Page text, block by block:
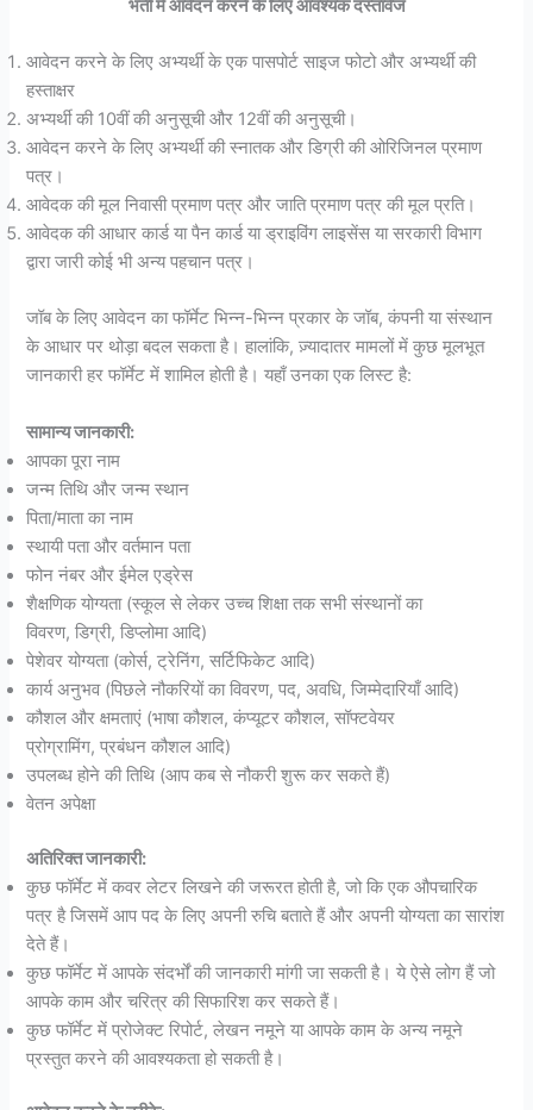
भर्ती में आवेदन करने के लिए आवश्यक दस्तावेज
आवेदन करने के लिए अभ्यर्थी के एक पासपोर्ट साइज फोटो और अभ्यर्थी की
हस्ताक्षर
अभ्यर्थी की 10वीं की अनुसूची और 12वीं की अनुसूची।
आवेदन करने के लिए अभ्यर्थी की स्नातक और डिग्री की ओरिजिनल प्रमाण
पत्र।
आवेदक की मूल निवासी प्रमाण पत्र और जाति प्रमाण पत्र की मूल प्रति।
आवेदक की आधार कार्ड या पैन कार्ड या ड्राइविंग लाइसेंस या सरकारी विभाग
द्वारा जारी कोई भी अन्य पहचान पत्र।
जॉब के लिए आवेदन का फॉर्मेट भिन्न-भिन्न प्रकार के जॉब, कंपनी या संस्थान
के आधार पर थोड़ा बदल सकता है। हालांकि, ज़्यादातर मामलों में कुछ मूलभूत
जानकारी हर फॉर्मेट में शामिल होती है। यहाँ उनका एक लिस्ट है:
सामान्य जानकारी:
आपका पूरा नाम
जन्म तिथि और जन्म स्थान
पिता/माता का नाम
स्थायी पता और वर्तमान पता
फोन नंबर और ईमेल एड्रेस
शैक्षणिक योग्यता (स्कूल से लेकर उच्च शिक्षा तक सभी संस्थानों का
विवरण, डिग्री, डिप्लोमा आदि)
पेशेवर योग्यता (कोर्स, ट्रेनिंग, सर्टिफिकेट आदि)
कार्य अनुभव (पिछले नौकरियों का विवरण, पद, अवधि, जिम्मेदारियाँ आदि)
कौशल और क्षमताएं (भाषा कौशल, कंप्यूटर कौशल, सॉफ्टवेयर
प्रोग्रामिंग, प्रबंधन कौशल आदि)
उपलब्ध होने की तिथि (आप कब से नौकरी शुरू कर सकते हैं)
वेतन अपेक्षा
अतिरिक्त जानकारी:
कुछ फॉर्मेट में कवर लेटर लिखने की जरूरत होती है, जो कि एक औपचारिक
पत्र है जिसमें आप पद के लिए अपनी रुचि बताते हैं और अपनी योग्यता का सारांश
देते हैं।
कुछ फॉर्मेट में आपके संदर्भों की जानकारी मांगी जा सकती है। ये ऐसे लोग हैं जो
आपके काम और चरित्र की सिफारिश कर सकते हैं।
कुछ फॉर्मेट में प्रोजेक्ट रिपोर्ट, लेखन नमूने या आपके काम के अन्य नमूने
प्रस्तुत करने की आवश्यकता हो सकती है।